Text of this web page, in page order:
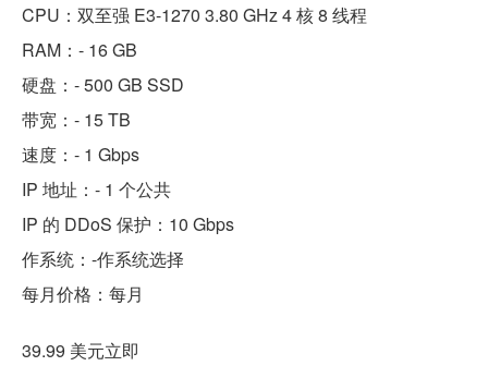
CPU：双至强 E3-1270 3.80 GHz 4 核 8 线程
RAM：- 16 GB
硬盘：- 500 GB SSD
带宽：- 15 TB
速度：- 1 Gbps
IP 地址：- 1 个公共
IP 的 DDoS 保护：10 Gbps
作系统：-作系统选择
每月价格：每月
39.99 美元立即